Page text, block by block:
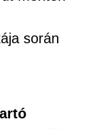
során